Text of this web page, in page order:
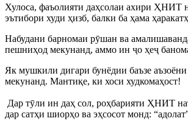
Хулоса, фаъолияти даҳсолаи ахири ҲНИТ
эътибори худи ҳизб, балки ба ҳама
Набудани барномаи рӯшан ва
пешниҳод мекунанд, аммо ин ҷо ҳеҷ
Як мушкили дигари бунёдии баъзе
мекунанд. Мантиқе, ки хоси худкомаҳост!
Дар тӯли ин даҳ сол, роҳбарияти ҲНИТ
дар сатҳи шиорҳо ва эҳсосот монд: